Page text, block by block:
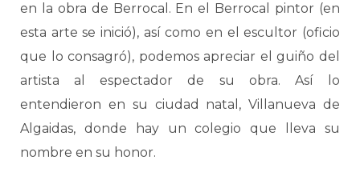
en la obra de Berrocal. En el Berrocal pintor (en
esta arte se inició), así como en el escultor (oficio
que lo consagró), podemos apreciar el guiño del
artista al espectador de su obra. Así lo
entendieron en su ciudad natal, Villanueva de
Algaidas, donde hay un colegio que lleva su
nombre en su honor.